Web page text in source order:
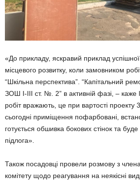
«До прикладу, яскравий приклад успішної
місцевого розвитку, коли замовником
“Шкільна перспектива”. “Капітальний
ЗОШ I-III ст. №. 2” в активній фазі, – каже
робіт вражають, це при вартості проекту
сьогодні приміщення пофарбовані,
готується обшивка бокових стінок та
підлога».
Також посадовці провели розмову з
комітету щодо реагування на неякісні